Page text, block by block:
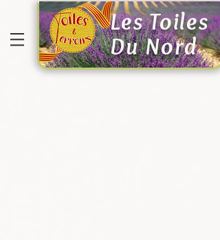
Les Toiles
Du Nord